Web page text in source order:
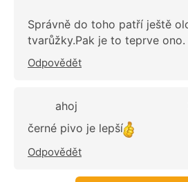
Správně do toho patří ještě
tvarůžky.Pak je to teprve ono.
Odpovědět
ahoj
černé pivo je lepší
Odpovědět